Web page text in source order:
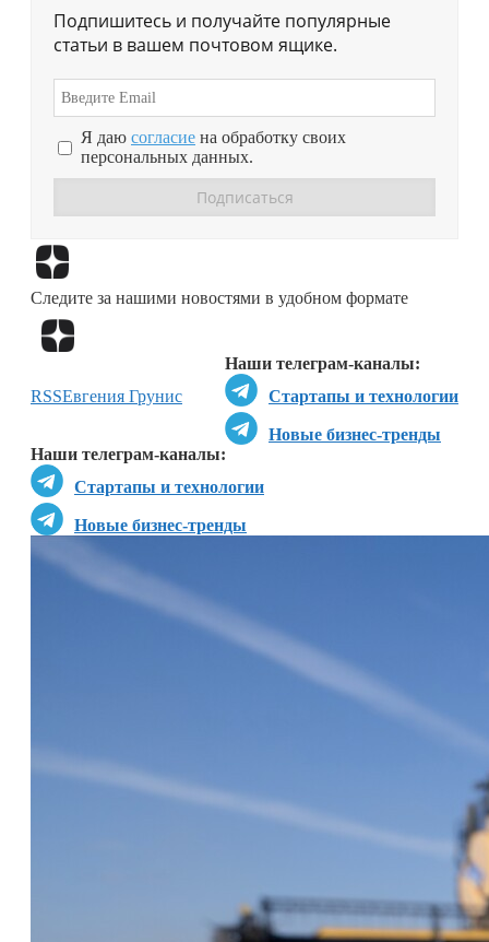
Подпишитесь и получайте популярные
статьи в вашем почтовом ящике.
Я даю согласие на обработку своих
персональных данных.
Следите за нашими новостями в удобном формате
Наши телеграм-каналы:
Стартапы и технологии
Новые бизнес-тренды
Наши телеграм-каналы:
Стартапы и технологии
Новые бизнес-тренды
RSSЕвгения Грунис